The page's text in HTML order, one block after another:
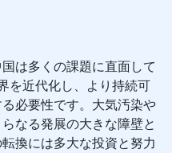
は多くの課題に直面して
を近代化し、より持続可
必要性です。大気汚染や
なる発展の大きな障壁と
換には多大な投資と努力